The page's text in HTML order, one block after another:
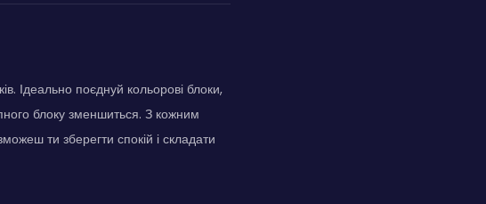
Ідеально поєднуй кольорові блоки,
блоку зменшиться. З кожним
ти зберегти спокій і складати